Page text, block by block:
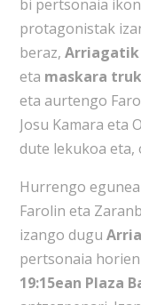
bi pertsonaia
protagonistak
beraz, Arriagatik
eta maskara
eta aurtengo
Josu Kamara eta
dute lekukoa eta,
Hurrengo
Farolin eta
izango dugu
pertsonaia horien
19:15ean Plaza